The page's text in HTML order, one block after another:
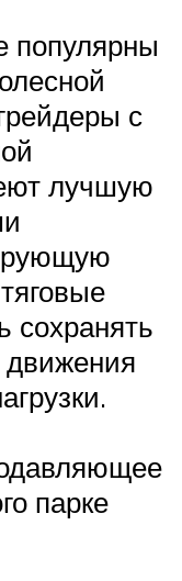
популярны
с
лучшую
сохранять
движения
парке